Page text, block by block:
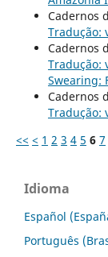
Cadernos
Tradução:
Cadernos
Tradução:
Swearing:
Cadernos
Tradução:
<< < 1 2 3 4 5 6 7
Idioma
Español
Português